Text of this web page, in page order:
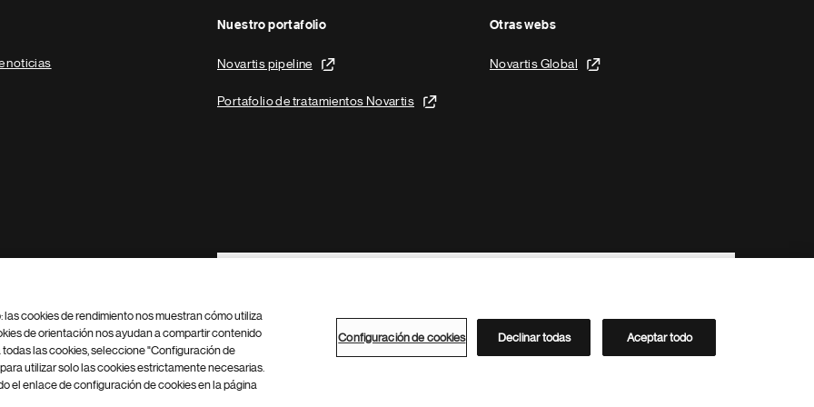
noticias
Nuestro portafolio
Novartis pipeline
Portafolio de tratamientos Novartis
Otras webs
Novartis Global
Footer Site Search
Configuración de cookies Mapa del sitio
Directorio de Novartis
cookies de rendimiento nos muestran cómo utiliza
de orientación nos ayudan a compartir contenido
las cookies, seleccione "Configuración de
utilizar solo las cookies estrictamente necesarias.
el enlace de configuración de cookies en la página
Configuración de cookies Declinar todas Aceptar todo